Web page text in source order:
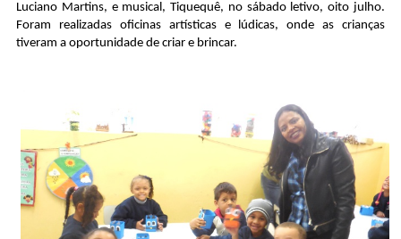
Luciano Martins, e musical, Tiquequê, no sábado letivo, oito julho.
Foram realizadas oficinas artísticas e lúdicas, onde as crianças
tiveram a oportunidade de criar e brincar.